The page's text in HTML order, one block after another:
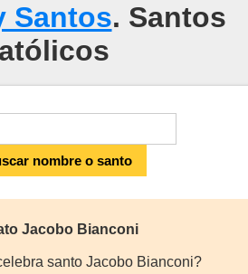
Santos. Santos
Jacobo Bianconi
santo Jacobo Bianconi?